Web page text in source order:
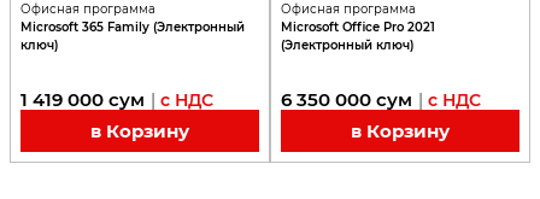
Офисная программа
Microsoft 365 Family (Электронный
ключ)
1 419 000 сум | с НДС
в Корзину
Офисная программа
Microsoft Office Pro 2021
(Электронный ключ)
6 350 000 сум | с НДС
в Корзину